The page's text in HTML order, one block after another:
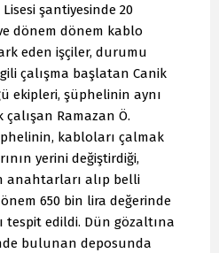
şantiyesinde 20
dönem dönem kablo
fark eden işçiler, durumu
çalışma başlatan Canik
ekipleri, şüphelinin aynı
Ramazan Ö.
kabloları çalmak
yerini değiştirdiği,
anahtarları alıp belli
650 bin lira değerinde
tespit edildi. Dün gözaltına
bulunan deposunda